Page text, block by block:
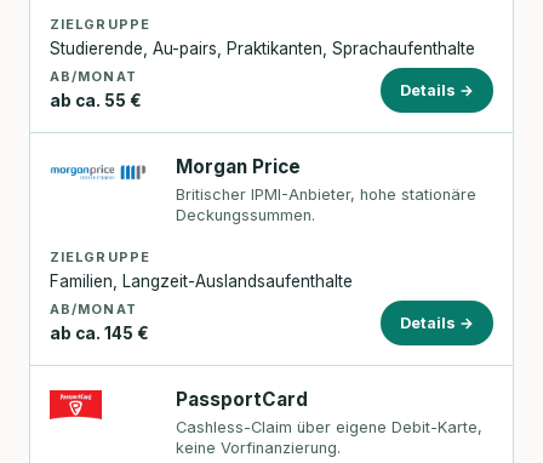
ZIELGRUPPE
Studierende, Au-pairs, Praktikanten, Sprachaufenthalte
AB/MONAT
ab ca. 55 €
Details →
Morgan Price
Britischer IPMI-Anbieter, hohe stationäre
Deckungssummen.
ZIELGRUPPE
Familien, Langzeit-Auslandsaufenthalte
AB/MONAT
ab ca. 145 €
Details →
PassportCard
Cashless-Claim über eigene Debit-Karte,
keine Vorfinanzierung.